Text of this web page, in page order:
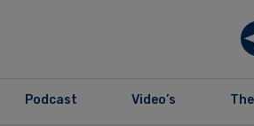
Podcast Video’s